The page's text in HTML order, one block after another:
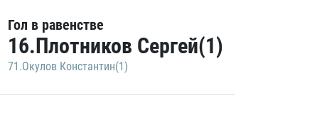
Гол в равенстве
16.Плотников Сергей(1)
71.Окулов Константин(1)